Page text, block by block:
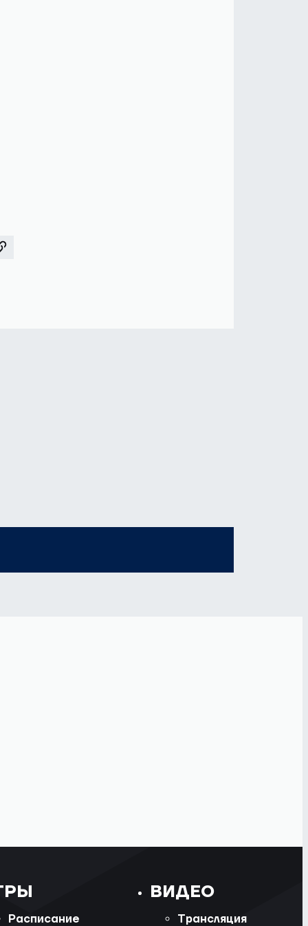
Расписание
ВИДЕО
Трансляция